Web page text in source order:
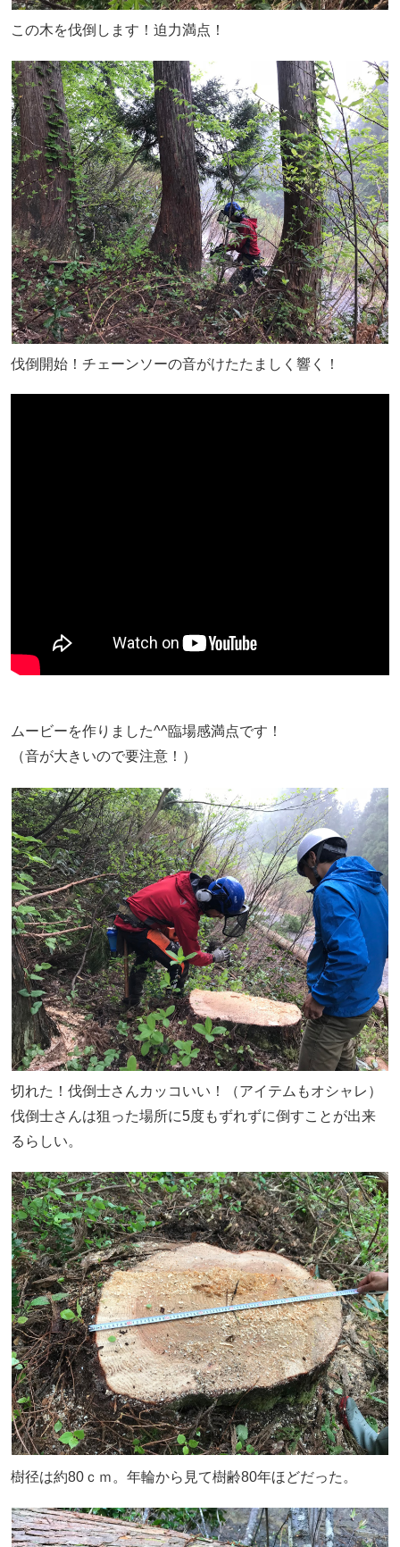
この木を伐倒します！迫力満点！
伐倒開始！チェーンソーの音がけたたましく響く！
ムービーを作りました^^臨場感満点です！
（音が大きいので要注意！）
切れた！伐倒士さんカッコいい！（アイテムもオシャレ）
伐倒士さんは狙った場所に5度もずれずに倒すことが出来
るらしい。
樹径は約80ｃｍ。年輪から見て樹齢80年ほどだった。